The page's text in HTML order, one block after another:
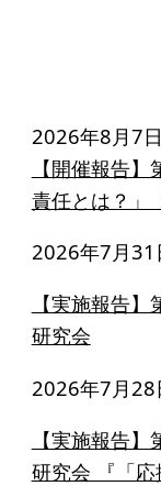
2026年8月7日
【開催報告
責任とは？」
2026年7月31
【実施報告
研究会
2026年7月28
【実施報告
研究会 『「応